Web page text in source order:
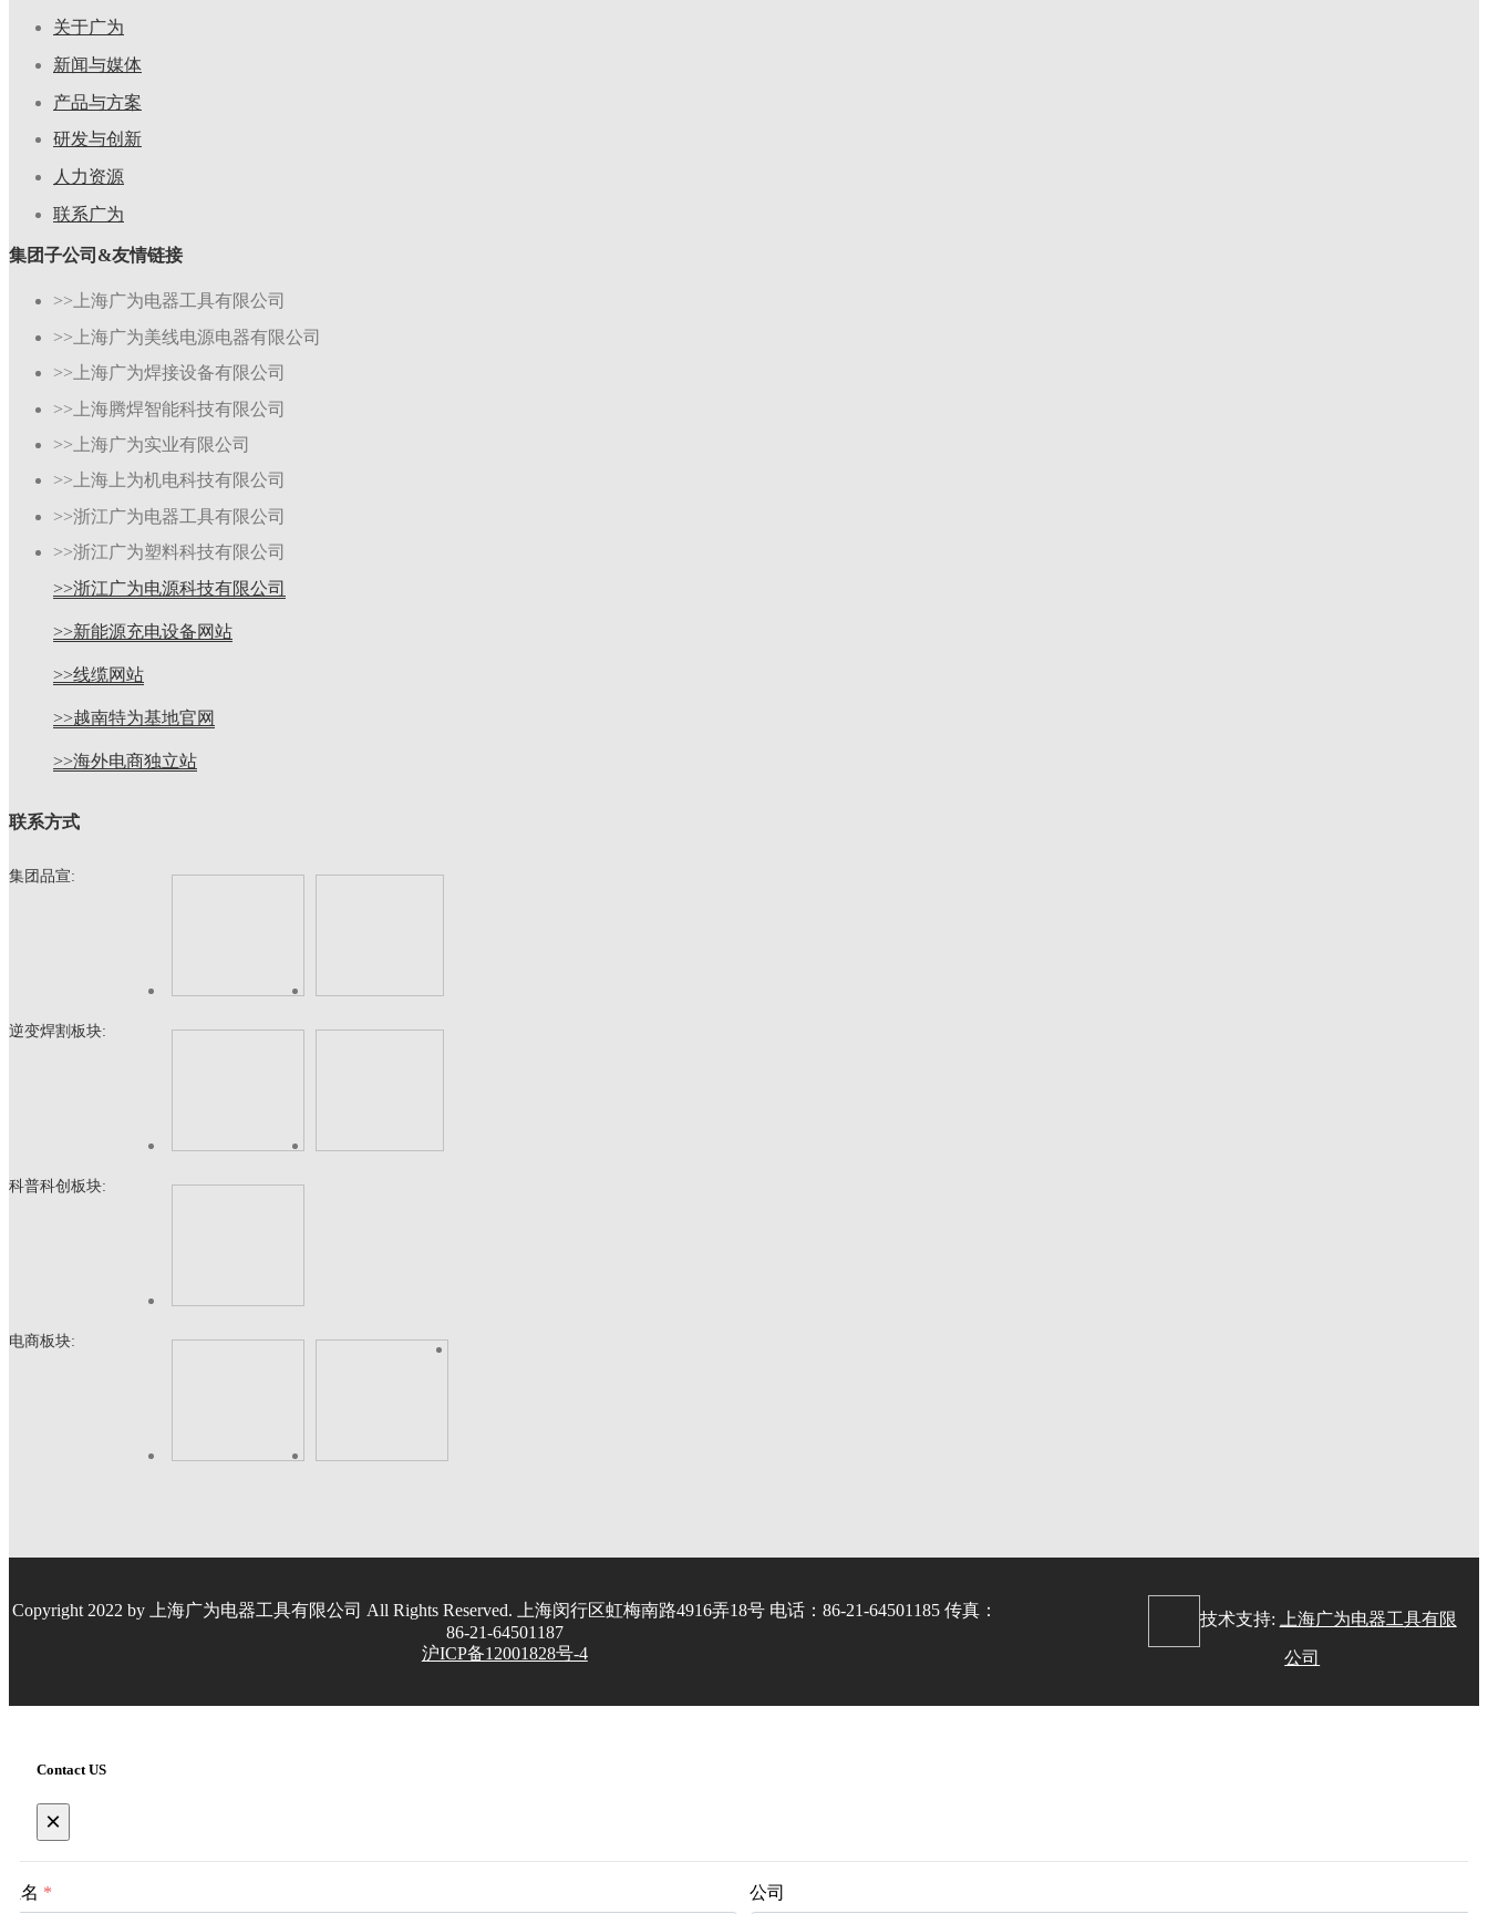
关于广为
新闻与媒体
产品与方案
研发与创新
人力资源
联系广为
集团子公司&友情链接
>>上海广为电器工具有限公司
>>上海广为美线电源电器有限公司
>>上海广为焊接设备有限公司
>>上海腾焊智能科技有限公司
>>上海广为实业有限公司
>>上海上为机电科技有限公司
>>浙江广为电器工具有限公司
>>浙江广为塑料科技有限公司
>>浙江广为电源科技有限公司
>>新能源充电设备网站
>>线缆网站
>>越南特为基地官网
>>海外电商独立站
联系方式
集团品宣:
逆变焊割板块:
科普科创板块:
电商板块:
Copyright 2022 by 上海广为电器工具有限公司 All Rights Reserved. 上海闵行区虹梅南路4916弄18号 电话：86-21-64501185 传真：
86-21-64501187
沪ICP备12001828号-4
技术支持: 上海广为电器工具有限
公司
Contact US
×
姓名 * 公司